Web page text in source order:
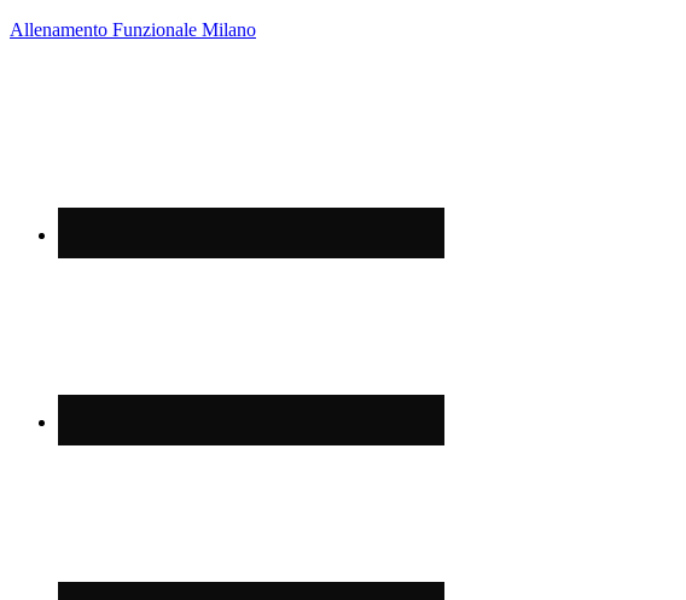
Allenamento Funzionale Milano